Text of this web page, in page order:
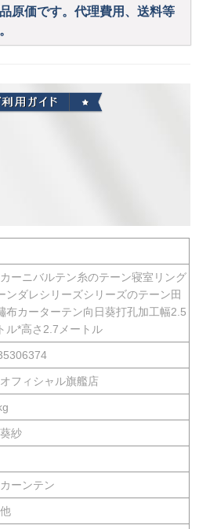
原価です。代理費用、送料等
ーニバルテン糸のテーン寝室リング
ンダレシリーズシリーズのテーン田
布カーターテン向日葵打孔加工幅2.5
ル*高さ2.7メートル
フィシャル旗艦店
紗
ーンテン